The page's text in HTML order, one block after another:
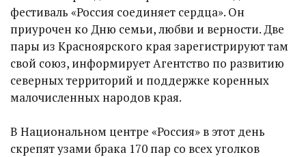
фестиваль «Россия соединяет сердца». Он
приурочен ко Дню семьи, любви и верности. Две
пары из Красноярского края зарегистрируют там
свой союз, информирует Агентство по развитию
северных территорий и поддержке коренных
малочисленных народов края.
В Национальном центре «Россия» в этот день
скрепят узами брака 170 пар со всех уголков